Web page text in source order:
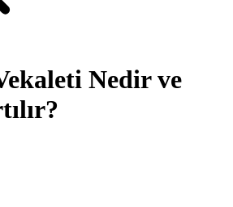
Nedir ve